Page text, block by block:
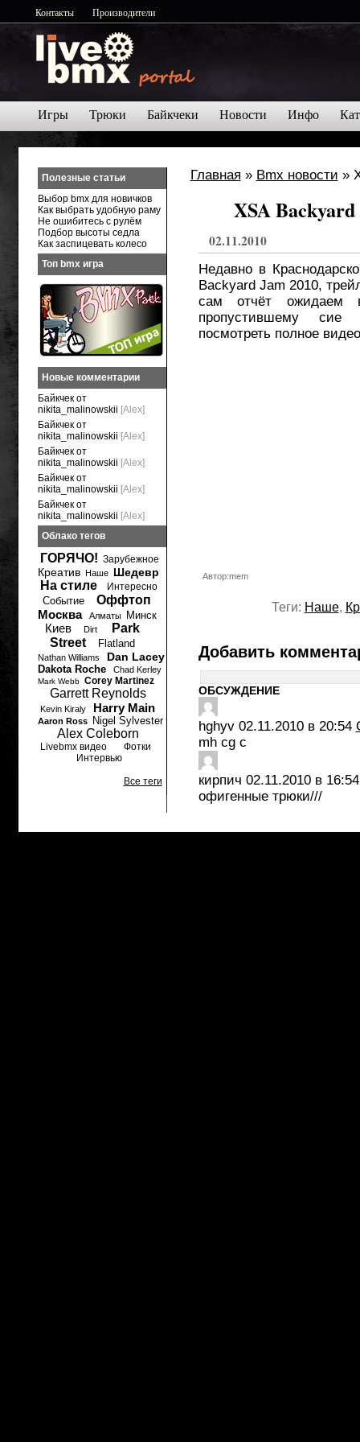
Контакты Производители
Игры Трюки Байкчеки Новости Инфо
Главная » Bmx новости »
XSA Backyard
02.11.2010
Недавно в
Backyard Jam 2010,
сам отчёт ожидаем
пропустившему сие
посмотреть полное
Автор:mem
Теги: Наше,
Добавить
ОБСУЖДЕНИЕ
hghyv 02.11.2010 в 20:54
mh cg c
кирпич 02.11.2010 в 16:54
офигенные трюки///
Полезные статьи
Выбор bmx для новичков
Как выбрать удобную раму
Не ошибитесь с рулём
Подбор высоты седла
Как заспицевать колесо
Топ bmx игра
Новые комментарии
Байкчек от
nikita_malinowskii [Alex]
Байкчек от
nikita_malinowskii [Alex]
Байкчек от
nikita_malinowskii [Alex]
Байкчек от
nikita_malinowskii [Alex]
Байкчек от
nikita_malinowskii [Alex]
Облако тегов
ГОРЯЧО! Зарубежное
Креатив Наше Шедевр
На стиле Интересно
Событие
Оффтоп
Москва
Алматы Минск
Киев Dirt
Park
Street
Flatland
Nathan Williams Dan Lacey
Dakota Roche Chad Kerley
Mark Webb Corey Martinez
Garrett Reynolds
Kevin Kiraly Harry Main
Aaron Ross Nigel Sylvester
Alex Coleborn
Livebmx видео
Фотки
Интервью
Все теги